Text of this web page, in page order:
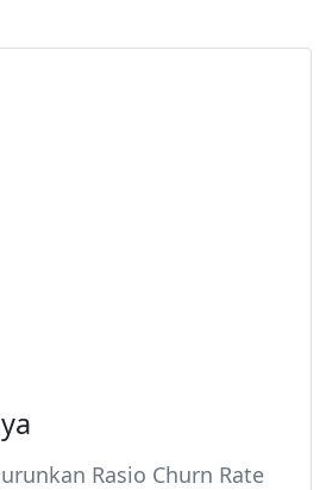
Rasio Churn Rate